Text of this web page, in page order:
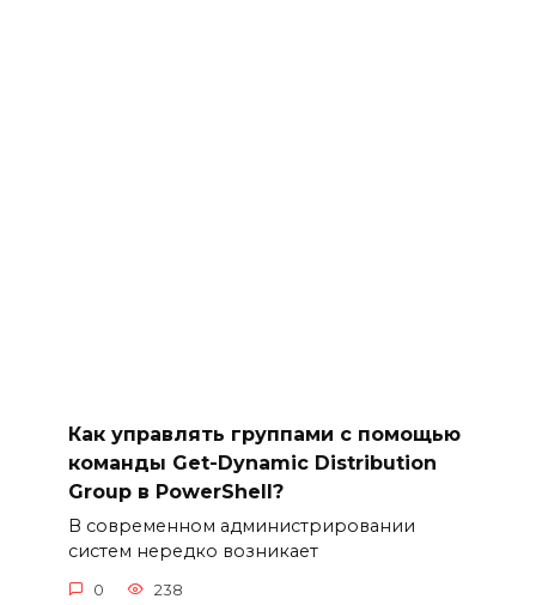
Как управлять группами с помощью
команды Get-Dynamic Distribution
Group в PowerShell?
В современном администрировании
систем нередко возникает
0 238